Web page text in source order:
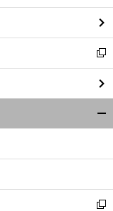
ウ
で
開
く
新
し
い
ウ
ィ
ン
ウ
開
く
新